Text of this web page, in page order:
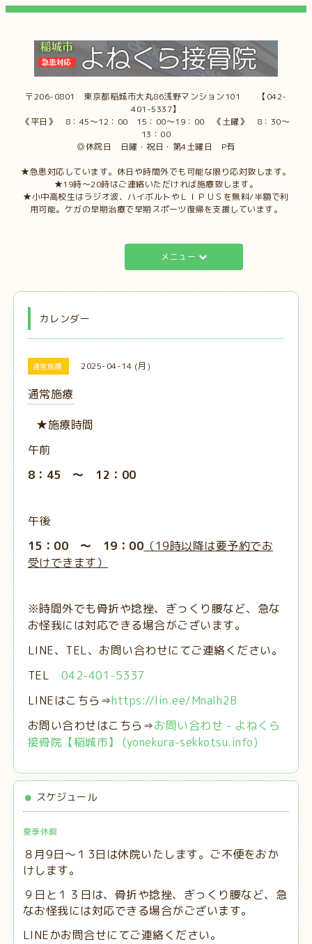
〒206-0801 東京都稲城市大丸86浅野マンション101 【042-
401-5337】
《平日》 8：45～12：00 15：00～19：00 《土曜》 8：30～
13：00
◎休院日 日曜・祝日・第4土曜日 P有
★急患対応しています。休日や時間外でも可能な限り応対致します。
★19時～20時はご連絡いただければ施療致します。
★小中高校生はラジオ波、ハイボルトやＬＩＰＵＳを無料/半額で利
用可能。ケガの早期治療で早期スポーツ復帰を支援しています。
メニュー
カレンダー
通常施療 2025-04-14 (月)
通常施療
★施療時間
午前
8：45 ～ 12：00
午後
15：00 ～ 19：00 （19時以降は要予約でお
受けできます）
※時間外でも骨折や捻挫、ぎっくり腰など、急な
お怪我には対応できる場合がございます。
LINE、TEL、お問い合わせにてご連絡ください。
TEL 042-401-5337
LINEはこちら⇒https://lin.ee/MnaIh2B
お問い合わせはこちら⇒お問い合わせ - よねくら
接骨院【稲城市】 (yonekura-sekkotsu.info)
スケジュール
夏季休暇
８月9日～１3日は休院いたします。ご不便をおか
けします。
９日と１３日は、 骨折や捻挫、ぎっくり腰など、急
なお怪我には対応できる場合がございます。
LINEかお問合せにてご連絡ください。